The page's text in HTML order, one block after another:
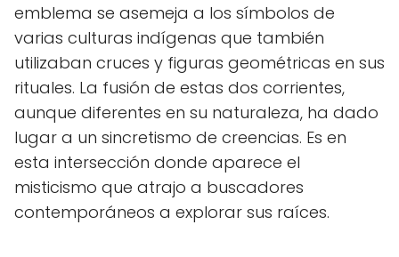
emblema se asemeja a los símbolos de
varias culturas indígenas que también
utilizaban cruces y figuras geométricas en sus
rituales. La fusión de estas dos corrientes,
aunque diferentes en su naturaleza, ha dado
lugar a un sincretismo de creencias. Es en
esta intersección donde aparece el
misticismo que atrajo a buscadores
contemporáneos a explorar sus raíces.